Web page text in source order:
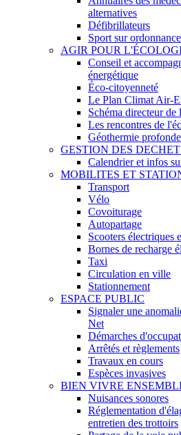
alternatives
Défibrillateurs
Sport sur ordonnance
AGIR POUR
Conseil et
énergétique
Éco-citoyenneté
Le Plan Climat Air-
Schéma directeur
Les rencontres de
Géothermie profonde
GESTION DES
Calendrier et infos
MOBILITES ET
Transport
Vélo
Covoiturage
Autopartage
Scooters électriques
Bornes de recharge
Taxi
Circulation en ville
Stationnement
ESPACE PUBLIC
Signaler une
Net
Démarches
Arrêtés et règlements
Travaux en cours
Espèces invasives
BIEN VIVRE
Nuisances sonores
Réglementation
entretien des trottoirs